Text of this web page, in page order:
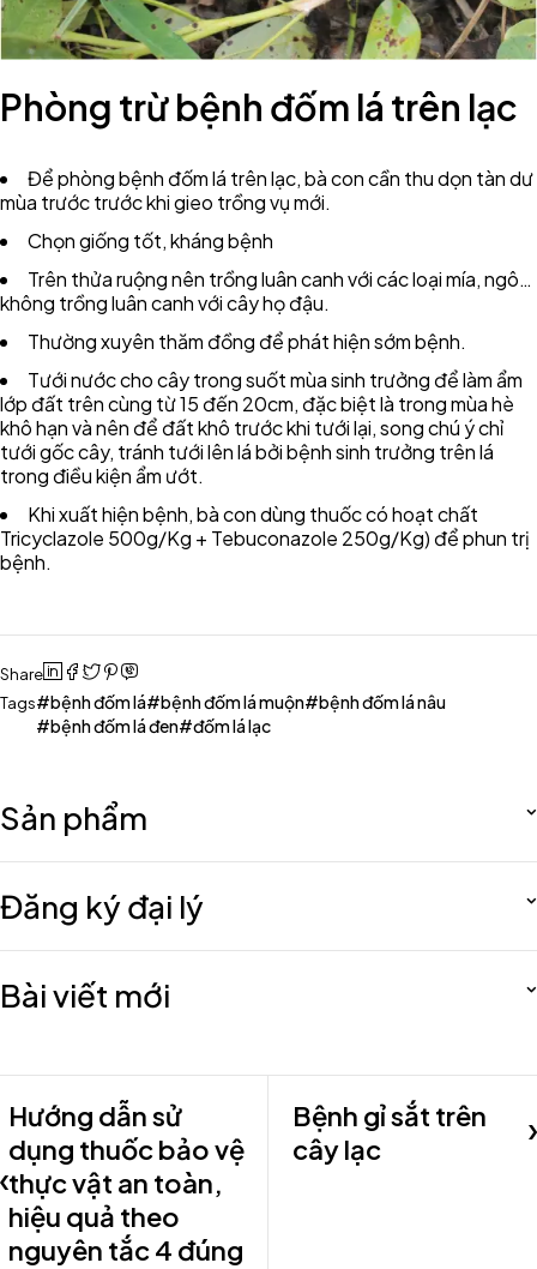
Phòng trừ bệnh đốm lá trên lạc
Để phòng bệnh đốm lá trên lạc, bà con cần thu dọn tàn dư
mùa trước trước khi gieo trồng vụ mới.
Chọn giống tốt, kháng bệnh
Trên thửa ruộng nên trồng luân canh với các loại mía, ngô…
không trồng luân canh với cây họ đậu.
Thường xuyên thăm đồng để phát hiện sớm bệnh.
Tưới nước cho cây trong suốt mùa sinh trưởng để làm ẩm
lớp đất trên cùng từ 15 đến 20cm, đặc biệt là trong mùa hè
khô hạn và nên để đất khô trước khi tưới lại, song chú ý chỉ
tưới gốc cây, tránh tưới lên lá bởi bệnh sinh trưởng trên lá
trong điều kiện ẩm ướt.
Khi xuất hiện bệnh, bà con dùng thuốc có hoạt chất
Tricyclazole 500g/Kg + Tebuconazole 250g/Kg) để phun trị
bệnh.
Share
Tags
bệnh đốm lá bệnh đốm lá muộn
bệnh đốm lá nâu
bệnh đốm lá đen
đốm lá lạc
Sản phẩm
Đăng ký đại lý
Bài viết mới
Hướng dẫn sử
dụng thuốc bảo vệ
thực vật an toàn,
hiệu quả theo
nguyên tắc 4 đúng
Bệnh gỉ sắt trên
cây lạc